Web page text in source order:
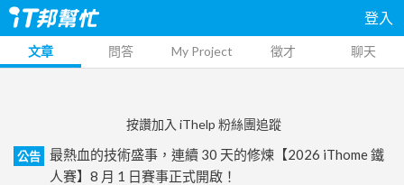
登入
文章 問答 My Project 徵才 聊天
按讚加入 iThelp 粉絲團追蹤
公告
最熱血的技術盛事，連續 30 天的修煉【2026 iThome 鐵
人賽】8 月 1 日賽事正式開啟！